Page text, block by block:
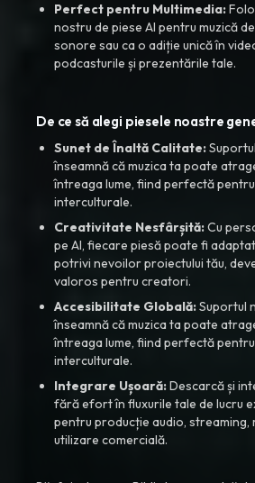
Perfect pentru Multimedia:
nostru de piese AI pentru muzică
sonore sau ca o adiție unică în
podcasturile și prezentările tale.
De ce să alegi piesele noastre
Sunet de Înaltă Calitate:
înseamnă că muzica ta poate
întreaga lume, fiind perfectă
interculturale.
Creativitate Nesfârșită:Cu
pe AI, fiecare piesă poate fi
potrivi nevoilor proiectului tău,
valoros pentru creatori.
Accesibilitate Globală:Suportul
înseamnă că muzica ta poate
întreaga lume, fiind perfectă
interculturale.
Integrare Ușoară:Descarcă și
fără efort în fluxurile tale de lucru
pentru producție audio, streaming,
utilizare comercială.